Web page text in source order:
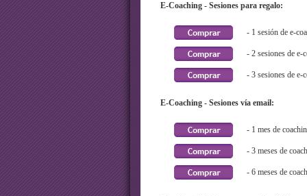
E-Coaching - Sesiones para regalo:
- 1 sesión de e-
- 2 sesiones de e-
- 3 sesiones de e-
E-Coaching - Sesiones vía email:
- 1 mes de
- 3 meses de
- 6 meses de